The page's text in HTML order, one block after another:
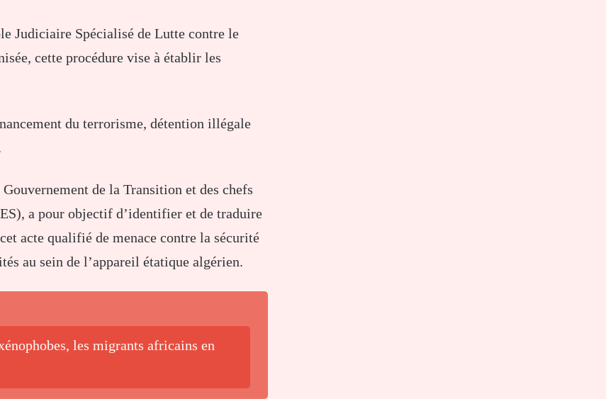
Judiciaire Spécialisé de Lutte contre le
cette procédure vise à établir les
du terrorisme, détention illégale
de la Transition et des chefs
a pour objectif d’identifier et de traduire
acte qualifié de menace contre la sécurité
au sein de l’appareil étatique algérien.
les migrants africains en